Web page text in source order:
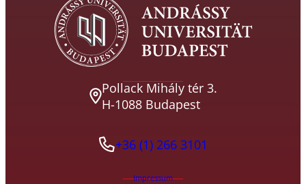
Pollack Mihály tér 3.
H-1088 Budapest
+36 (1) 266 3101
Impressum